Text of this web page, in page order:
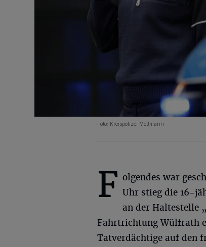
Foto: Kreispolizei Mettmann
F olgendes war
Uhr stieg die 16-
an der Haltestelle
Fahrtrichtung Wülfrath
Tatverdächtige auf den